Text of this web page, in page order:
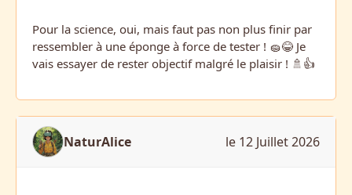
Pour la science, oui, mais faut pas non plus finir par
ressembler à une éponge à force de tester ! 🧽😂 Je
vais essayer de rester objectif malgré le plaisir ! 🚿👍
NaturAlice le 12 Juillet 2026